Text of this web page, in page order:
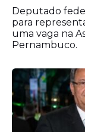
Deputado
para
uma vaga na
Pernambuco.